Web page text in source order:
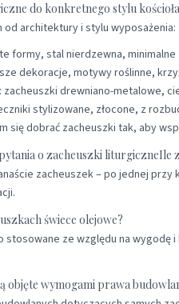
do konkretnego stylu
od architektury i stylu wyposażenia:
formy, stal nierdzewna, minimalne
dekoracje, motywy roślinne,
zacheuszki drewniano-metalowe,
stylizowane, złocone, z
się dobrać zacheuszki tak, aby
o zacheuszki liturgiczneIle
zacheuszek – po jednej przy
świece olejowe?
ze względu na wygodę
objęte wymogami prawa